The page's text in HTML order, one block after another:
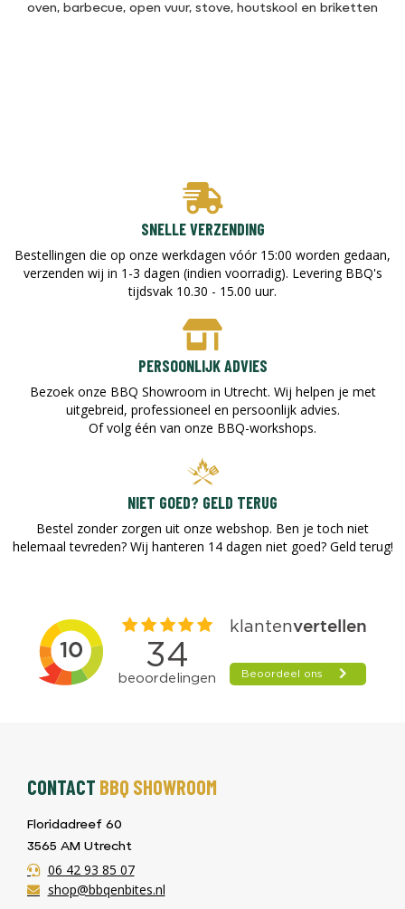
oven, barbecue, open vuur, stove, houtskool en briketten
SNELLE VERZENDING
Bestellingen die op onze werkdagen vóór 15:00 worden gedaan,
verzenden wij in 1-3 dagen (indien voorradig). Levering BBQ's
tijdsvak 10.30 - 15.00 uur.
PERSOONLIJK ADVIES
Bezoek onze BBQ Showroom in Utrecht. Wij helpen je met
uitgebreid, professioneel en persoonlijk advies.
Of volg één van onze BBQ-workshops.
NIET GOED? GELD TERUG
Bestel zonder zorgen uit onze webshop. Ben je toch niet
helemaal tevreden? Wij hanteren 14 dagen niet goed? Geld terug!​
CONTACT BBQ SHOWROOM
Floridadreef 60
3565 AM Utrecht
06 42 93 85 07
shop@bbqenbites.nl